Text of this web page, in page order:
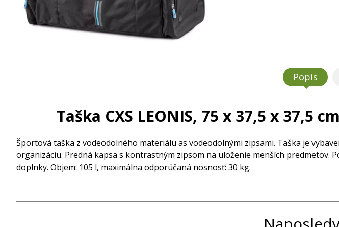
Popis
Taška CXS LEONIS, 75 x 37,5 x 37,5
Športová taška z vodeodolného materiálu as vodeodolnými zipsami. Taška je
organizáciu. Predná kapsa s kontrastným zipsom na uloženie menších
doplnky. Objem: 105 l, maximálna odporúčaná nosnosť: 30 kg.